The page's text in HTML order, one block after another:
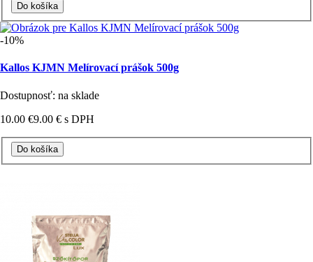
-10%
Kallos KJMN Melírovací prášok 500g
Dostupnosť: na sklade
10.00 €9.00 € s DPH